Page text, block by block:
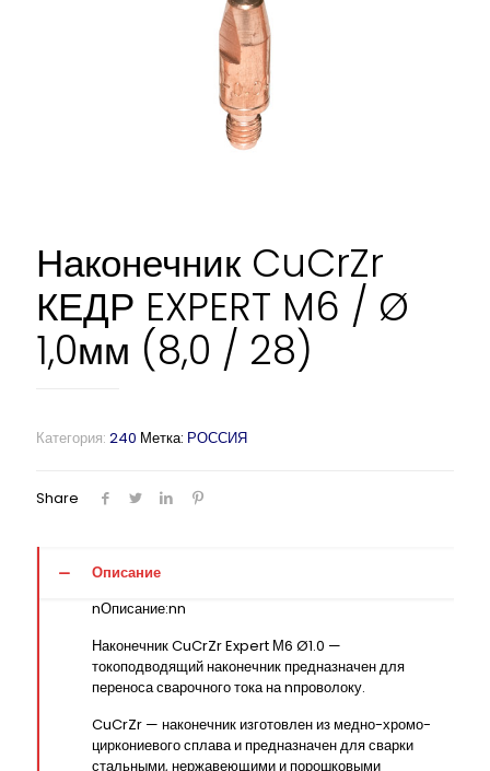
Наконечник CuCrZr
КЕДР EXPERT M6 / Ø
1,0мм (8,0 / 28)
Категория: 240 Метка: РОССИЯ
Share
Описание
nОписание:nn
Наконечник CuCrZr Expert М6 Ø1.0 —
токоподводящий наконечник предназначен для
переноса сварочного тока на nпроволоку.
CuCrZr — наконечник изготовлен из медно-хромо-
циркониевого сплава и предназначен для сварки
стальными, нержавеющими и порошковыми